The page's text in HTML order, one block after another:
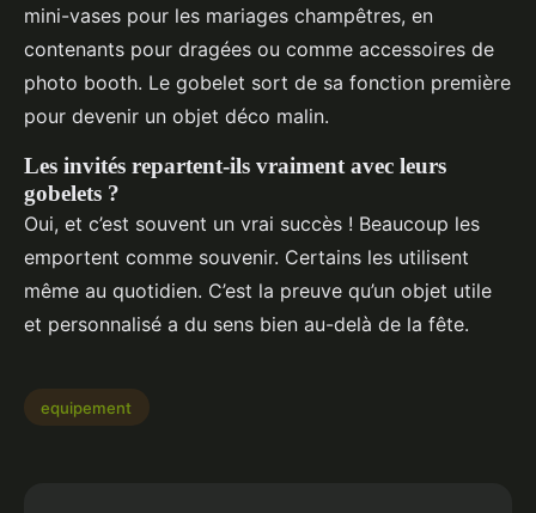
mini-vases pour les mariages champêtres, en
contenants pour dragées ou comme accessoires de
photo booth. Le gobelet sort de sa fonction première
pour devenir un objet déco malin.
Les invités repartent-ils vraiment avec leurs
gobelets ?
Oui, et c’est souvent un vrai succès ! Beaucoup les
emportent comme souvenir. Certains les utilisent
même au quotidien. C’est la preuve qu’un objet utile
et personnalisé a du sens bien au-delà de la fête.
equipement